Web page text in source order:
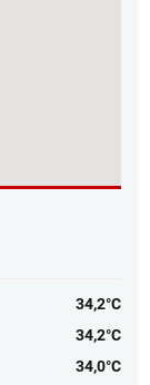
34,2°C
34,2°C
34,0°C